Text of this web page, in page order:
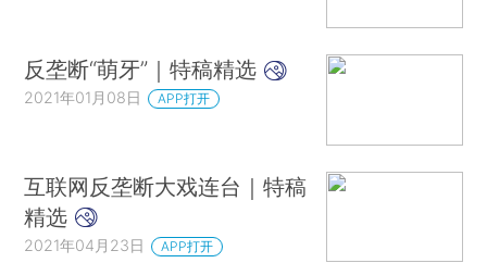
反垄断“萌牙”｜特稿精选
2021年01月08日 APP打开
互联网反垄断大戏连台｜特稿
精选
2021年04月23日 APP打开